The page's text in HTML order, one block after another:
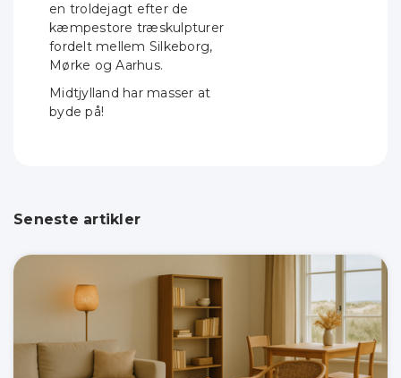
en troldejagt efter de
kæmpestore træskulpturer
fordelt mellem Silkeborg,
Mørke og Aarhus.
Midtjylland har masser at
byde på!
Seneste artikler